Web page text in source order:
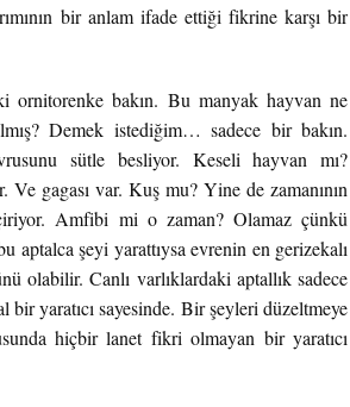
bir anlam ifade ettiği fikrine karşı bir
ornitorenke bakın. Bu manyak hayvan ne
Demek istediğim… sadece bir bakın.
sütle besliyor. Keseli hayvan mı?
Ve gagası var. Kuş mu? Yine de zamanının
Amfibi mi o zaman? Olamaz çünkü
şeyi yarattıysa evrenin en gerizekalı
olabilir. Canlı varlıklardaki aptallık sadece
yaratıcı sayesinde. Bir şeyleri düzeltmeye
hiçbir lanet fikri olmayan bir yaratıcı